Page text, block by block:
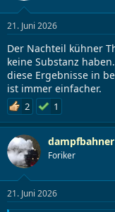
21. Juni 2026
Der Nachteil kühner
keine Substanz
diese Ergebnisse in
ist immer einfacher.
2 1
dampfbahner
Foriker
21. Juni 2026